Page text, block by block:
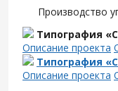
Производство
Типография
Описание проекта
Типография
Описание проекта